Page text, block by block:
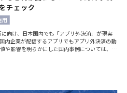
チェック
用
向け、日本国内でも「アプリ外決済」が現実
内企業が配信するアプリでもアプリ外決済の動
や影響を明らかにした国内事例については、ほ
こで今回の記事では、2025年4月に判決が出た
けてアメリカ国内で広がるアプリ外決済の事例
てみていきます。